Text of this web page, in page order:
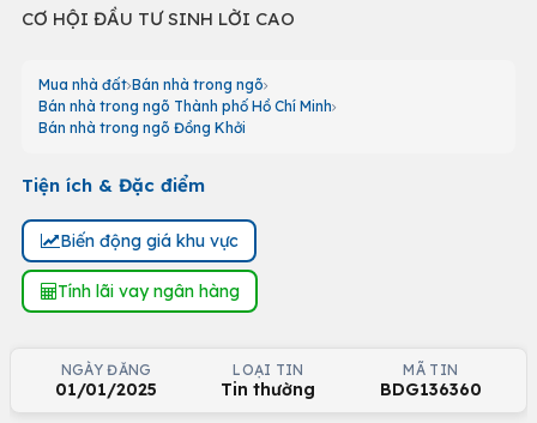
CƠ HỘI ĐẦU TƯ SINH LỜI CAO
Mua nhà đất Bán nhà trong ngõ
Bán nhà trong ngõ Thành phố Hồ Chí Minh
Bán nhà trong ngõ Đồng Khởi
Tiện ích & Đặc điểm
Biến động giá khu vực
Tính lãi vay ngân hàng
NGÀY ĐĂNG
01/01/2025
LOẠI TIN
Tin thường
MÃ TIN
BDG136360